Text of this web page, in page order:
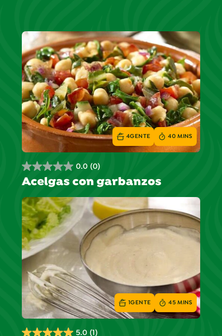
0.0 (0)
0.0
de
5
estrellas.
Acelgas con garbanzos
4GENTE 40 MINS
5.0 (1)
1GENTE 45 MINS